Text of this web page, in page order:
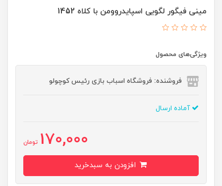
مینی فیگور لگویی اسپایدروومن با کلاه 1452
ویژگی‌های محصول
فروشنده: فروشگاه اسباب بازی رئیس کوچولو
آماده ارسال
170,000 تومان